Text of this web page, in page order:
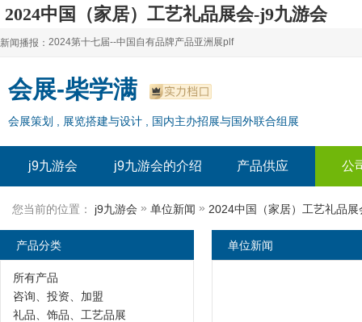
2024中国（家居）工艺礼品展会-j9九游会
新闻播报：
2024上海自有品牌展--百货展|食品展 零售展|oem展
2024全球自有--品牌产品亚洲展（plf）
2024上海自有品牌展--2024上海oem 贴牌代加工展
2024第十七届--中国自有品牌产品亚洲展plf
2024全球自有--品牌产品亚洲展（plf）
2024年上海--第17届自有品牌展
会展-柴学满
会展策划 , 展览搭建与设计 , 国内主办招展与国外联合组展
j9九游会 j9九游会的介绍 产品供应 公
您当前的位置： j9九游会 » 单位新闻 » 2024中国（家居）工艺礼品展
单位新闻
产品分类
所有产品
咨询、投资、加盟
礼品、饰品、工艺品展